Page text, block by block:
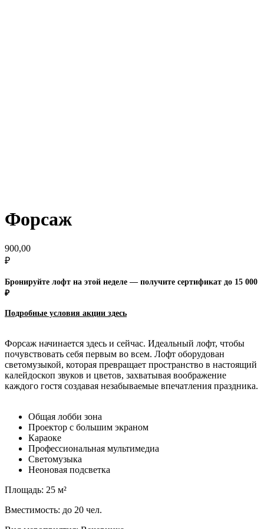
Форсаж
900,00
₽
Бронируйте лофт на этой неделе — получите сертификат до 15 000
₽
Подробные условия акции здесь
Форсаж начинается здесь и сейчас. Идеальный лофт, чтобы
почувствовать себя первым во всем. Лофт оборудован
светомузыкой, которая превращает пространство в настоящий
калейдоскоп звуков и цветов, захватывая воображение
каждого гостя создавая незабываемые впечатления праздника.
Общая лобби зона
Проектор с большим экраном
Караоке
Профессиональная мультимедиа
Светомузыка
Неоновая подсветка
Площадь: 25 м²
Вместимость: до 20 чел.